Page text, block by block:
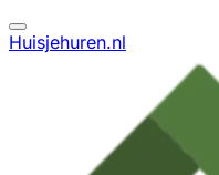
Huisjehuren.nl